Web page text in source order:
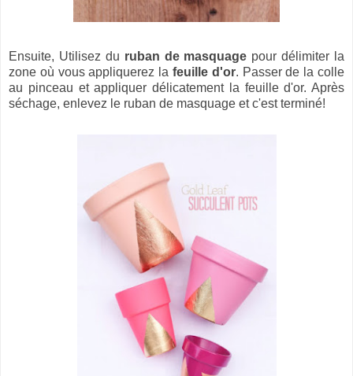
Ensuite, Utilisez du ruban de masquage pour délimiter la
zone où vous appliquerez la feuille d'or. Passer de la colle
au pinceau et appliquer délicatement la feuille d'or. Après
séchage, enlevez le ruban de masquage et c'est terminé!